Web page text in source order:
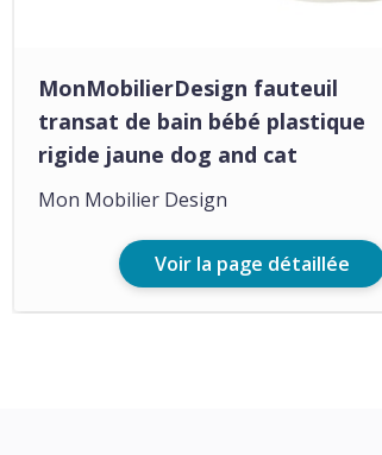
MonMobilierDesign fauteuil
transat de bain bébé plastique
rigide jaune dog and cat
Mon Mobilier Design
Voir la page détaillée